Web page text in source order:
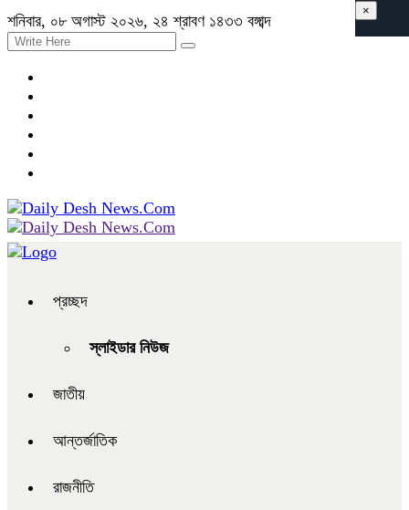
শনিবার, ০৮ অগাস্ট ২০২৬, ২৪ শ্রাবণ ১৪৩৩ বঙ্গাব্দ
প্রচ্ছদ
স্লাইডার নিউজ
জাতীয়
আন্তর্জাতিক
রাজনীতি
×